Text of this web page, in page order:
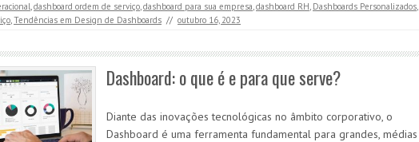
,dashboard ordem de serviço,dashboard para sua empresa,dashboard RH, Dashboards Personalizados,
,Tendências em Design de Dashboards // outubro 16, 2023
Dashboard: o que é e para que serve?
Diante das inovações tecnológicas no âmbito corporativo, o
Dashboard é uma ferramenta fundamental para grandes, médias